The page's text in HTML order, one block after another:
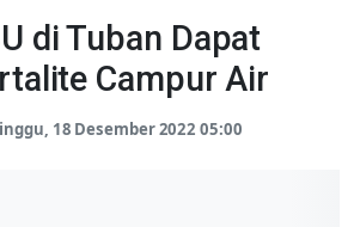
di Tuban Dapat
Campur Air
18 Desember 2022 05:00